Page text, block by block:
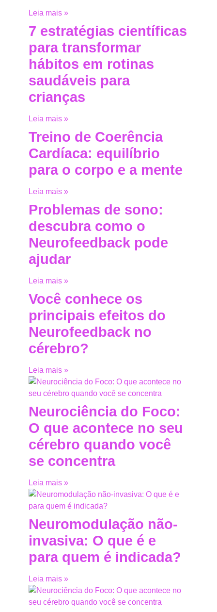
Leia mais »
7 estratégias científicas
para transformar
hábitos em rotinas
saudáveis para
crianças
Leia mais »
Treino de Coerência
Cardíaca: equilíbrio
para o corpo e a mente
Leia mais »
Problemas de sono:
descubra como o
Neurofeedback pode
ajudar
Leia mais »
Você conhece os
principais efeitos do
Neurofeedback no
cérebro?
Leia mais »
Neurociência do Foco:
O que acontece no seu
cérebro quando você
se concentra
Leia mais »
Neuromodulação não-
invasiva: O que é e
para quem é indicada?
Leia mais »